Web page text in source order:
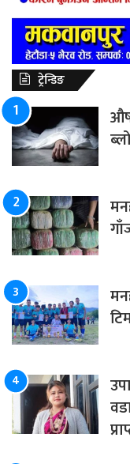
ट्रेन्डिङ